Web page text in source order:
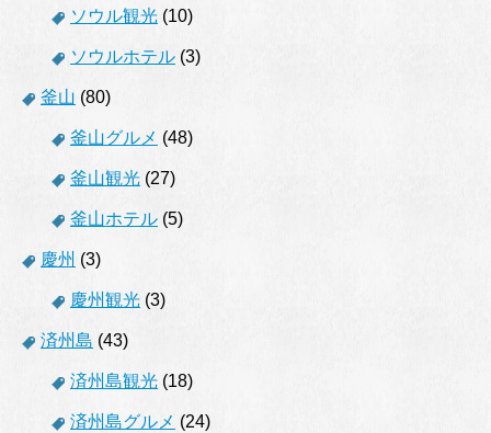
ソウル観光 (10)
ソウルホテル (3)
釜山 (80)
釜山グルメ (48)
釜山観光 (27)
釜山ホテル (5)
慶州 (3)
慶州観光 (3)
済州島 (43)
済州島観光 (18)
済州島グルメ (24)